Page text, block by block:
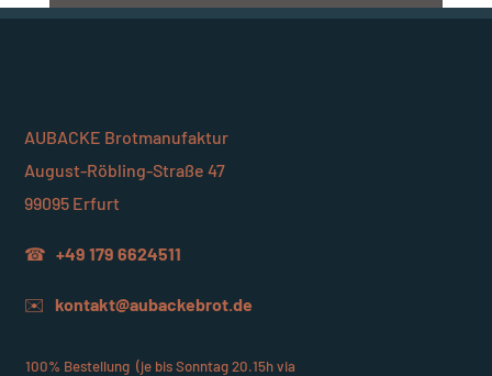
AUBACKE Brotmanufaktur
August-Röbling-Straße 47
99095 Erfurt
☎+49 179 6624511
✉️kontakt@aubackebrot.de
100% Bestellung (je bis Sonntag 20.15h via